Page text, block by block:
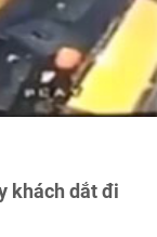
khách dắt đi